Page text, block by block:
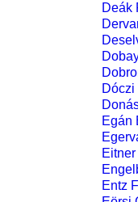
Deák
Dóczi
Egán
Entz